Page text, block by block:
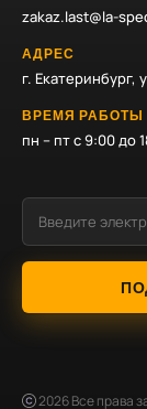
zakaz.last@la-
АДРЕС
г.
ВРЕМЯ РАБОТЫ
пн – пт с 9:00 до
2026Все права